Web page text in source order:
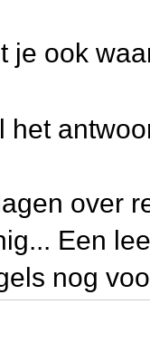
je ook
het
over
Een
nog